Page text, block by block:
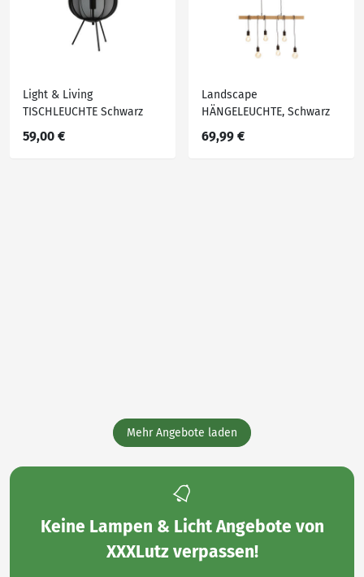
Light & Living
TISCHLEUCHTE Schwarz
59,00 €
Landscape
HÄNGELEUCHTE, Schwarz
69,99 €
Mehr Angebote laden
Keine Lampen & Licht Angebote von
XXXLutzverpassen!